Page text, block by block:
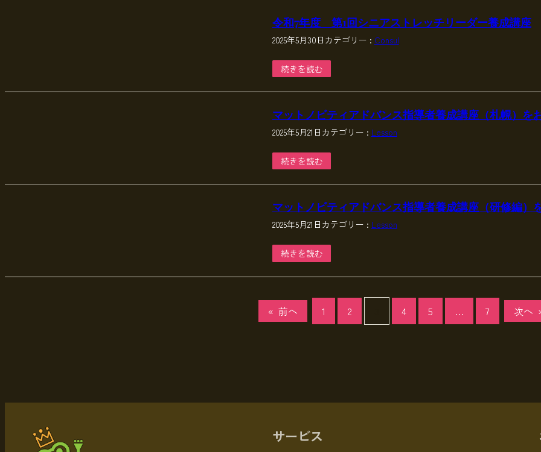
令和7年度 第1回シニアストレッチリーダー養成講座
2025年5月30日 カテゴリー : Consul
続きを読む
マットノビティアドバンス指導者養成講座（札幌）を
2025年5月21日 カテゴリー : Lesson
続きを読む
マットノビティアドバンス指導者養成講座（研修編）
2025年5月21日 カテゴリー : Lesson
続きを読む
« 前へ 1 2 4 5 … 7 次へ
サービス